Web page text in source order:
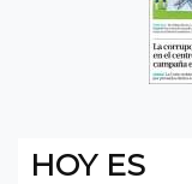
HOY ES